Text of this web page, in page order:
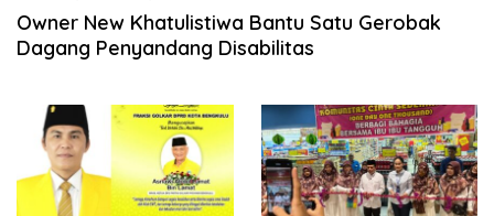
Owner New Khatulistiwa Bantu Satu Gerobak
Dagang Penyandang Disabilitas